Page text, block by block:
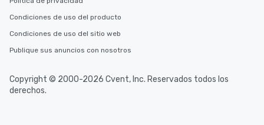
Condiciones de uso del producto
Condiciones de uso del sitio web
Publique sus anuncios con nosotros
Copyright © 2000-2026 Cvent, Inc. Reservados todos los
derechos.